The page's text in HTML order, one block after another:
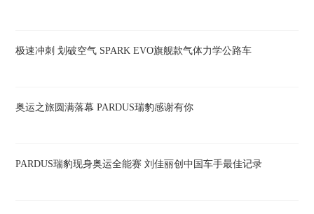
极速冲刺 划破空气 SPARK EVO旗舰款气体力学公路车
奥运之旅圆满落幕 PARDUS瑞豹感谢有你
PARDUS瑞豹现身奥运全能赛 刘佳丽创中国车手最佳记录